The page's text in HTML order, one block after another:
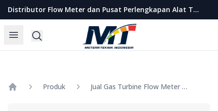
Distributor Flow Meter dan Pusat Perlengkapan Alat Teknik Indonesia
Open menu
Search
Metera Teknik Indonesia
Produk Jual Gas Turbine Flow Meter SHM Size 2 1/2 Inch